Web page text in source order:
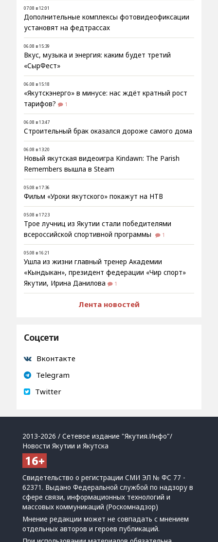
07.08 в 12:01
Дополнительные комплексы фотовидеофиксации
установят на федтрассах
06.08 в 15:39
Вкус, музыка и энергия: каким будет третий
«СырФест»
06.08 в 15:18
«Якутскэнерго» в минусе: нас ждёт кратный рост
тарифов?
1
06.08 в 13:47
Строительный брак оказался дороже самого дома
06.08 в 13:20
Новый якутская видеоигра Kindawn: The Parish
Remembers вышла в Steam
05.08 в 17:36
Фильм «Уроки якутского» покажут на НТВ
05.08 в 17:23
Трое лучниц из Якутии стали победителями
всероссийской спортивной программы
1
05.08 в 16:21
Ушла из жизни главный тренер Академии
«Кындыкан», президент федерации «Чир спорт»
Якутии, Ирина Данилова
1
Лента новостей
Соцсети
Вконтакте
Telegram
Twitter
2013-2026 / Сетевое издание "Якутия.Инфо"/
Новости Якутии и Якутска
Свидетельство о регистрации СМИ ЭЛ № ФС 77 -
62371. Выдано Федеральной службой по надзору в
сфере связи, информационных технологий и
массовых коммуникаций (Роскомнадзор)
Мнение редакции может не совпадать с мнением
отдельных авторов и героев публикаций.